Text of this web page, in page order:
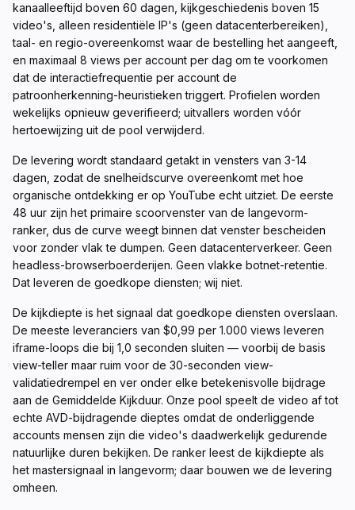
kanaalleeftijd boven 60 dagen, kijkgeschiedenis boven 15
video's, alleen residentiële IP's (geen datacenterbereiken),
taal- en regio-overeenkomst waar de bestelling het aangeeft,
en maximaal 8 views per account per dag om te voorkomen
dat de interactiefrequentie per account de
patroonherkenning-heuristieken triggert. Profielen worden
wekelijks opnieuw geverifieerd; uitvallers worden vóór
hertoewijzing uit de pool verwijderd.
De levering wordt standaard getakt in vensters van 3-14
dagen, zodat de snelheidscurve overeenkomt met hoe
organische ontdekking er op YouTube echt uitziet. De eerste
48 uur zijn het primaire scoorvenster van de langevorm-
ranker, dus de curve weegt binnen dat venster bescheiden
voor zonder vlak te dumpen. Geen datacenterverkeer. Geen
headless-browserboerderijen. Geen vlakke botnet-retentie.
Dat leveren de goedkope diensten; wij niet.
De kijkdiepte is het signaal dat goedkope diensten overslaan.
De meeste leveranciers van $0,99 per 1.000 views leveren
iframe-loops die bij 1,0 seconden sluiten — voorbij de basis
view-teller maar ruim voor de 30-seconden view-
validatiedrempel en ver onder elke betekenisvolle bijdrage
aan de Gemiddelde Kijkduur. Onze pool speelt de video af tot
echte AVD-bijdragende dieptes omdat de onderliggende
accounts mensen zijn die video's daadwerkelijk gedurende
natuurlijke duren bekijken. De ranker leest de kijkdiepte als
het mastersignaal in langevorm; daar bouwen we de levering
omheen.